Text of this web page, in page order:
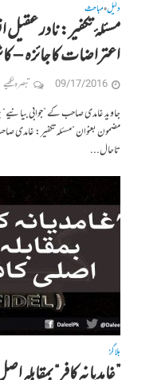
دلیل•مباحث
مسئلۂ تکفیر: نادر
اعتراضات کا جائزہ –
09/17/2016 تبصرہ لکھیے
جاوید غامدی صاحب کے ”جوابی
مضمون بعنوان ”مسئلہ تکفیر: غامدی
تاحال...
بلاگز